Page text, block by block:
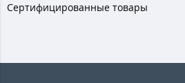
Сертифицированные товары